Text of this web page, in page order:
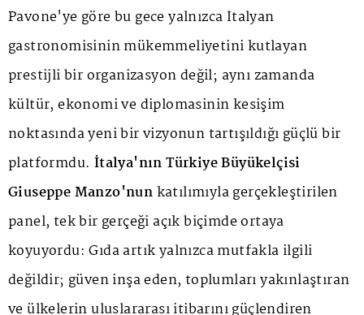
Pavone'ye göre bu gece yalnızca İtalyan
gastronomisinin mükemmeliyetini kutlayan
prestijli bir organizasyon değil; aynı zamanda
kültür, ekonomi ve diplomasinin kesişim
noktasında yeni bir vizyonun tartışıldığı güçlü bir
platformdu. İtalya'nın Türkiye Büyükelçisi
Giuseppe Manzo'nunkatılımıyla gerçekleştirilen
panel, tek bir gerçeği açık biçimde ortaya
koyuyordu: Gıda artık yalnızca mutfakla ilgili
değildir; güven inşa eden, toplumları yakınlaştıran
ve ülkelerin uluslararası itibarını güçlendiren